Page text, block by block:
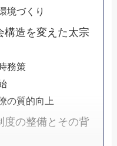
境づくり
構造を変えた太宗
務策
の質的向上
度の整備とその背